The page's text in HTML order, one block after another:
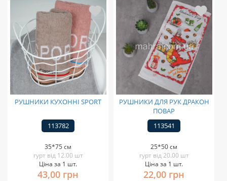
РУШНИКИ КУХОННІ SPORT
113782
35*75 см
гурт від 12.00 шт
Ціна за 1 шт.
43,00 грн
РУШНИКИ ДЛЯ РУК ДРАКОН
ПОВАР
113541
25*50 см
гурт від 20.00 шт
Ціна за 1 шт.
22,00 грн